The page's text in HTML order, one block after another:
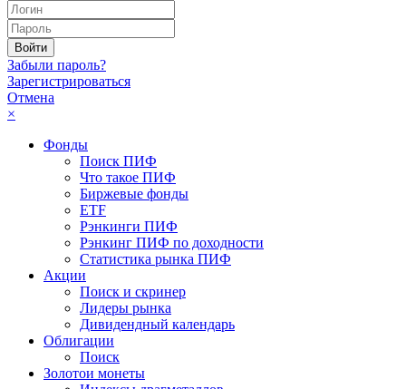
Забыли пароль?
Зарегистрироваться
Отмена
×
Фонды
Поиск ПИФ
Что такое ПИФ
Биржевые фонды
ETF
Рэнкинги ПИФ
Рэнкинг ПИФ по доходности
Статистика рынка ПИФ
Акции
Поиск и скринер
Лидеры рынка
Дивидендный календарь
Облигации
Поиск
Золотои монеты